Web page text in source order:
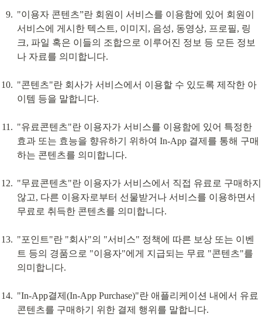
"이용자 콘텐츠”란 회원이 서비스를 이용함에 있어 회원이
서비스에 게시한 텍스트, 이미지, 음성, 동영상, 프로필, 링
크, 파일 혹은 이들의 조합으로 이루어진 정보 등 모든 정보
나 자료를 의미합니다.
"콘텐츠"란 회사가 서비스에서 이용할 수 있도록 제작한 아
이템 등을 말합니다.
"유료콘텐츠"란 이용자가 서비스를 이용함에 있어 특정한
효과 또는 효능을 향유하기 위하여 In-App 결제를 통해 구매
하는 콘텐츠를 의미합니다.
"무료콘텐츠"란 이용자가 서비스에서 직접 유료로 구매하지
않고, 다른 이용자로부터 선물받거나 서비스를 이용하면서
무료로 취득한 콘텐츠를 의미합니다.
"포인트"란 "회사"의 "서비스" 정책에 따른 보상 또는 이벤
트 등의 경품으로 "이용자"에게 지급되는 무료 "콘텐츠"를
의미합니다.
"In-App결제(In-App Purchase)"란 애플리케이션 내에서 유료
콘텐츠를 구매하기 위한 결제 행위를 말합니다.